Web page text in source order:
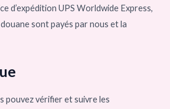
d’expédition UPS Worldwide Express,
sont payés par nous et la
pouvez vérifier et suivre les